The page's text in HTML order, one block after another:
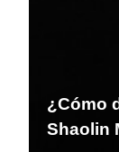
¿Cómo
Shaolin